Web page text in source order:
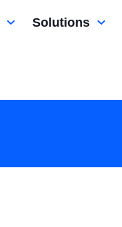
Solutions